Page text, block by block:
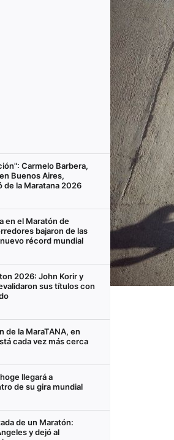
Carmelo Barbera,
Buenos Aires,
la Maratana 2026
en el Maratón de
bajaron de las
récord mundial
2026: John Korir y
sus títulos con
de la MaraTANA, en
cada vez más cerca
llegará a
de su gira mundial
de un Maratón:
y dejó al